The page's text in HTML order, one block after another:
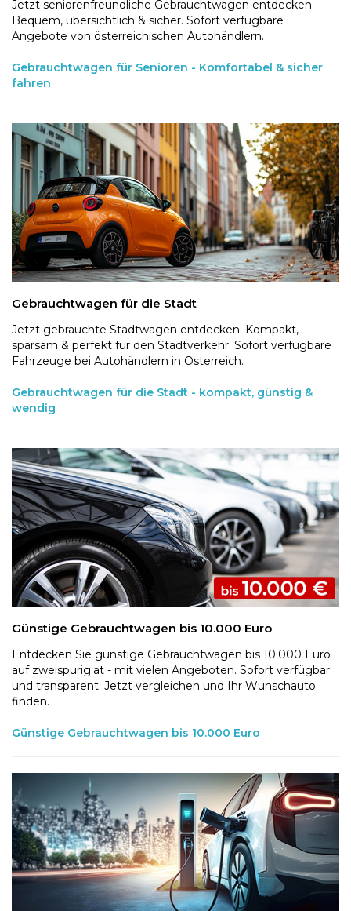
Jetzt seniorenfreundliche Gebrauchtwagen entdecken:
Bequem, übersichtlich & sicher. Sofort verfügbare
Angebote von österreichischen Autohändlern.
Gebrauchtwagen für Senioren - Komfortabel & sicher
fahren
Gebrauchtwagen für die Stadt
Jetzt gebrauchte Stadtwagen entdecken: Kompakt,
sparsam & perfekt für den Stadtverkehr. Sofort verfügbare
Fahrzeuge bei Autohändlern in Österreich.
Gebrauchtwagen für die Stadt - kompakt, günstig &
wendig
Günstige Gebrauchtwagen bis 10.000 Euro
Entdecken Sie günstige Gebrauchtwagen bis 10.000 Euro
auf zweispurig.at - mit vielen Angeboten. Sofort verfügbar
und transparent. Jetzt vergleichen und Ihr Wunschauto
finden.
Günstige Gebrauchtwagen bis 10.000 Euro